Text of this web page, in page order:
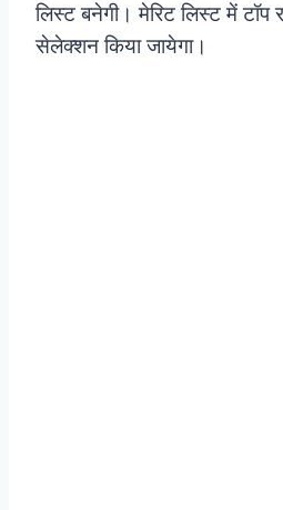
लिस्ट बनेगी। मेरिट लिस्ट में
सेलेक्शन किया जायेगा।